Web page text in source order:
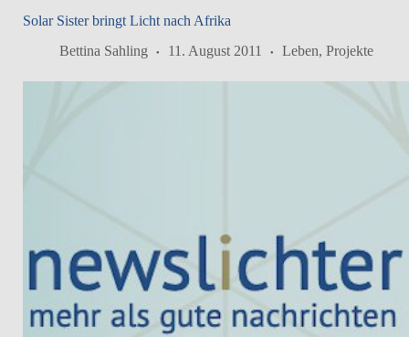
Solar Sister bringt Licht nach Afrika
Bettina Sahling
11. August 2011 Leben, Projekte